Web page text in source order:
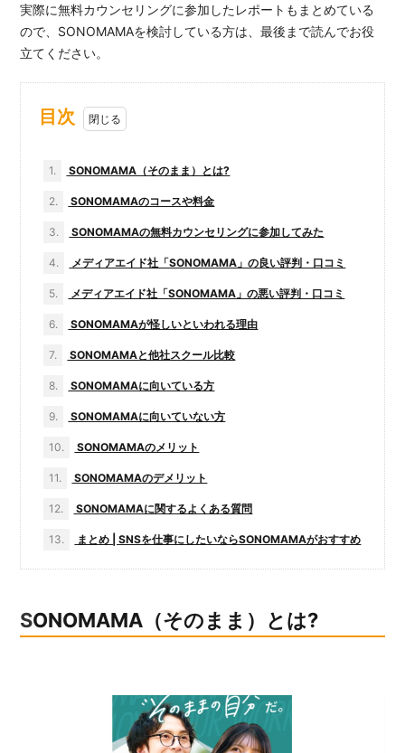
実際に無料カウンセリングに参加したレポートもまとめている
ので、SONOMAMAを検討している方は、最後まで読んでお役
立てください。
目次
1. SONOMAMA（そのまま）とは?
2. SONOMAMAのコースや料金
3. SONOMAMAの無料カウンセリングに参加してみた
4. メディアエイド社「SONOMAMA」の良い評判・口コミ
5. メディアエイド社「SONOMAMA」の悪い評判・口コミ
6. SONOMAMAが怪しいといわれる理由
7. SONOMAMAと他社スクール比較
8. SONOMAMAに向いている方
9. SONOMAMAに向いていない方
10. SONOMAMAのメリット
11. SONOMAMAのデメリット
12. SONOMAMAに関するよくある質問
13. まとめ | SNSを仕事にしたいならSONOMAMAがおすすめ
SONOMAMA（そのまま）とは?